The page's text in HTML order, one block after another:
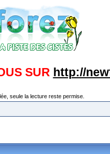
SUR http://
seule la lecture reste permise.